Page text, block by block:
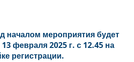
началом мероприятия будет
февраля 2025 г. с 12.45 на
регистрации.